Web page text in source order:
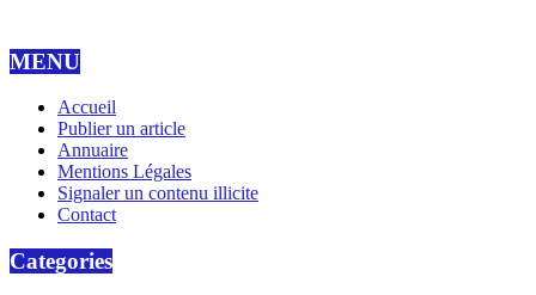
MENU
Accueil
Publier un article
Annuaire
Mentions Légales
Signaler un contenu illicite
Contact
Categories